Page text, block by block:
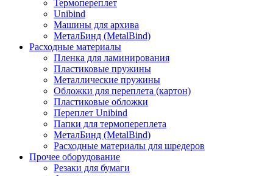
Термопереплет
Unibind
Машины для архива
МеталБинд (MetalBind)
Расходные материалы
Пленка для ламинирования
Пластиковые пружины
Металлические пружины
Обложки для переплета (картон)
Пластиковые обложки
Переплет Unibind
Папки для термопереплета
МеталБинд (MetalBind)
Расходные материалы для шредеров
Прочее оборудование
Резаки для бумаги